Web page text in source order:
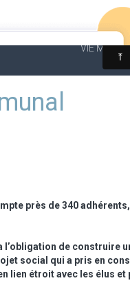
VIE
près de 340 adhérents,
l’obligation de construire
social qui a pris en
lien étroit avec les élus